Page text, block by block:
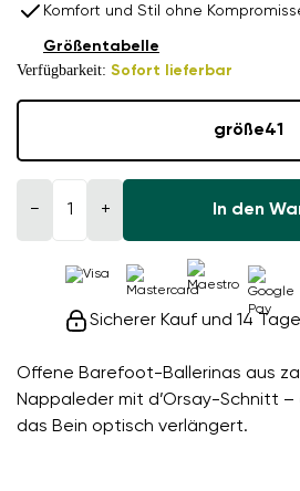
Offene Barefoot-Ballerinas aus
Nappaleder mit d’Orsay-Schnitt
das Bein optisch verlängert.
Komfort und Stil ohne
Verfügbarkeit: Sofort lieferbar
Größentabelle
größe41
− + In den
Sicherer Kauf und 14